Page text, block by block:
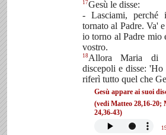
17Gesù le disse:
- Lasciami, perché
tornato al Padre. Va'
io torno al Padre mio
vostro.
18 Allora Maria di
discepoli e disse:
riferì tutto quel che
Gesù appare ai suoi
(vedi Matteo 28,16-20;
24,36-43)